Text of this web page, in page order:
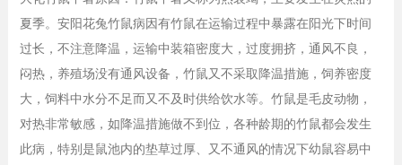
夏季。安阳花兔竹鼠病因有竹鼠在运输过程中暴露在阳光下时间
过长，不注意降温，运输中装箱密度大，过度拥挤，通风不良，
闷热，养殖场没有通风设备，竹鼠又不采取降温措施，饲养密度
大，饲料中水分不足而又不及时供给饮水等。竹鼠是毛皮动物，
对热非常敏感，如降温措施做不到位，各种龄期的竹鼠都会发生
此病，特别是鼠池内的垫草过厚、又不通风的情况下幼鼠容易中